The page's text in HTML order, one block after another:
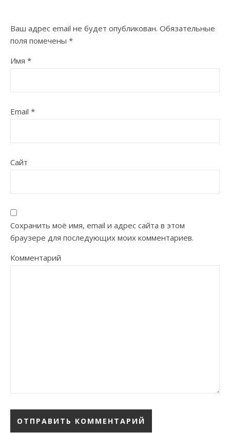
Ваш адрес email не будет опубликован. Обязательные
поля помечены *
Имя *
Email *
Сайт
Сохранить моё имя, email и адрес сайта в этом
браузере для последующих моих комментариев.
Комментарий